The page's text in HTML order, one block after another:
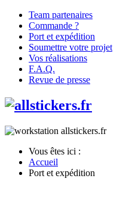
Team partenaires
Commande ?
Port et expédition
Soumettre votre projet
Vos réalisations
F.A.Q.
Revue de presse
Vous êtes ici :
Accueil
Port et expédition